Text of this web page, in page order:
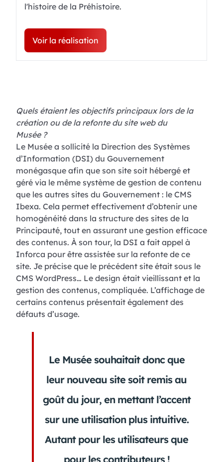
l'histoire de la Préhistoire.
Voir la réalisation
Quels étaient les objectifs principaux lors de la
création ou de la refonte du site web du
Musée ?
Le Musée a sollicité la Direction des Systèmes
d’Information (DSI) du Gouvernement
monégasque afin que son site soit hébergé et
géré via le même système de gestion de contenu
que les autres sites du Gouvernement : le CMS
Ibexa. Cela permet effectivement d’obtenir une
homogénéité dans la structure des sites de la
Principauté, tout en assurant une gestion efficace
des contenus. À son tour, la DSI a fait appel à
Inforca pour être assistée sur la refonte de ce
site. Je précise que le précédent site était sous le
CMS WordPress… Le design était vieillissant et la
gestion des contenus, compliquée. L’affichage de
certains contenus présentait également des
défauts d’usage.
Le Musée souhaitait donc que
leur nouveau site soit remis au
goût du jour, en mettant l’accent
sur une utilisation plus intuitive.
Autant pour les utilisateurs que
pour les contributeurs !